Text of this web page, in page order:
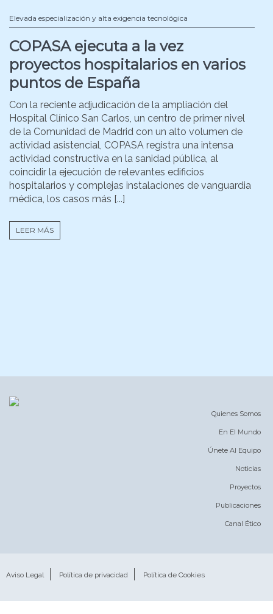
Elevada especialización y alta exigencia tecnológica
COPASA ejecuta a la vez
proyectos hospitalarios en varios
puntos de España
Con la reciente adjudicación de la ampliación del
Hospital Clínico San Carlos, un centro de primer nivel
de la Comunidad de Madrid con un alto volumen de
actividad asistencial, COPASA registra una intensa
actividad constructiva en la sanidad pública, al
coincidir la ejecución de relevantes edificios
hospitalarios y complejas instalaciones de vanguardia
médica, los casos más [...]
LEER MÁS
Quienes Somos
En El Mundo
Únete Al Equipo
Noticias
Proyectos
Publicaciones
Canal Ético
Aviso Legal Política de privacidad Política de Cookies